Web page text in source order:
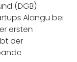
(DGB)
Alangu bei
ersten
der